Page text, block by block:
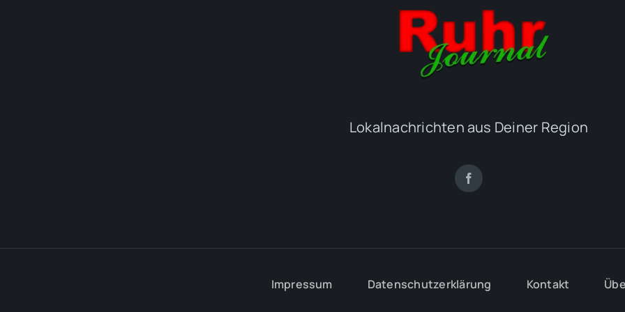
Lokalnachrichten aus Deiner Region
Impressum Datenschutzerklärung Kontakt